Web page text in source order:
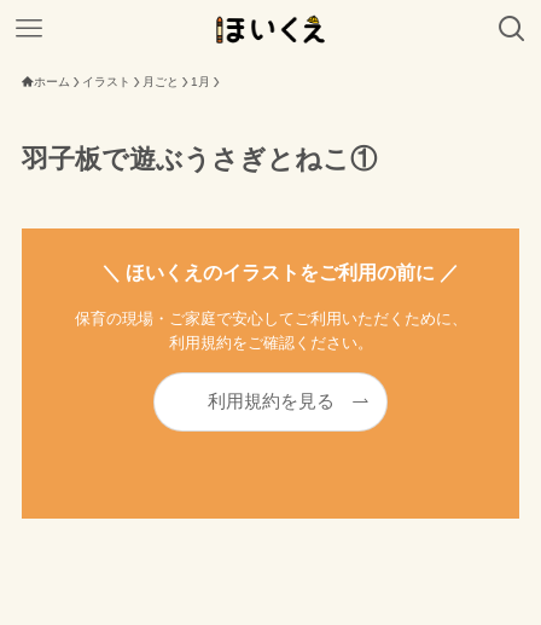
ホーム イラスト 月ごと 1月
羽子板で遊ぶうさぎとねこ①
＼ ほいくえのイラストをご利用の前に ／
保育の現場・ご家庭で安心してご利用いただくために、
利用規約をご確認ください。
利用規約を見る